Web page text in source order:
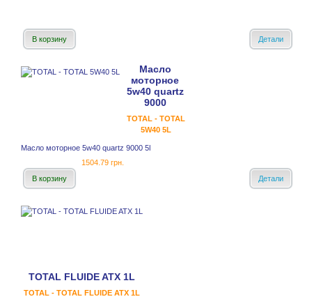
В корзину Детали
Масло
моторное
5w40 quartz
9000
TOTAL - TOTAL
5W40 5L
Масло моторное 5w40 quartz 9000 5l
1504.79 грн.
В корзину
Детали
TOTAL FLUIDE ATX 1L
TOTAL - TOTAL FLUIDE ATX 1L